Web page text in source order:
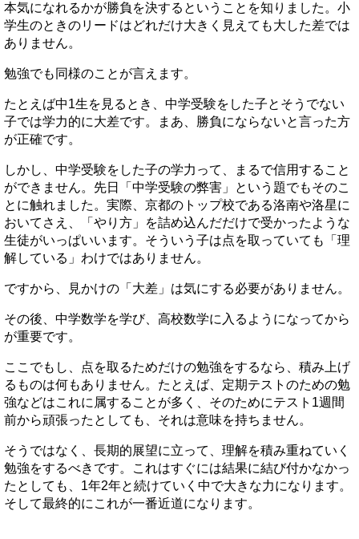
本気になれるかが勝負を決するということを知りました。小
学生のときのリードはどれだけ大きく見えても大した差では
ありません。
勉強でも同様のことが言えます。
たとえば中1生を見るとき、中学受験をした子とそうでない
子では学力的に大差です。まあ、勝負にならないと言った方
が正確です。
しかし、中学受験をした子の学力って、まるで信用すること
ができません。先日「中学受験の弊害」という題でもそのこ
とに触れました。実際、京都のトップ校である洛南や洛星に
おいてさえ、「やり方」を詰め込んだだけで受かったような
生徒がいっぱいいます。そういう子は点を取っていても「理
解している」わけではありません。
ですから、見かけの「大差」は気にする必要がありません。
その後、中学数学を学び、高校数学に入るようになってから
が重要です。
ここでもし、点を取るためだけの勉強をするなら、積み上げ
るものは何もありません。たとえば、定期テストのための勉
強などはこれに属することが多く、そのためにテスト1週間
前から頑張ったとしても、それは意味を持ちません。
そうではなく、長期的展望に立って、理解を積み重ねていく
勉強をするべきです。これはすぐには結果に結び付かなかっ
たとしても、1年2年と続けていく中で大きな力になります。
そして最終的にこれが一番近道になります。